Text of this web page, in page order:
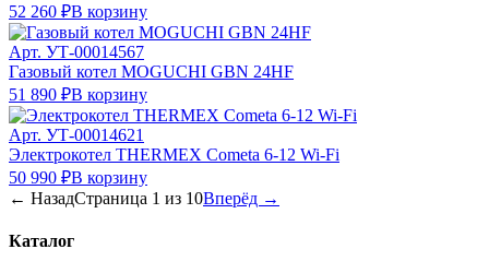
52 260 ₽В корзину
Арт. УТ-00014567
Газовый котел MOGUCHI GBN 24HF
51 890 ₽В корзину
Арт. УТ-00014621
Электрокотел THERMEX Cometa 6-12 Wi-Fi
50 990 ₽В корзину
← НазадСтраница 1 из 10Вперёд →
Каталог